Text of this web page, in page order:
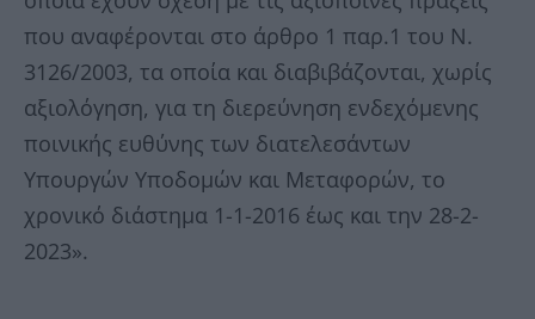
που αναφέρονται στο άρθρο 1 παρ.1 του Ν.
3126/2003, τα οποία και διαβιβάζονται, χωρίς
αξιολόγηση, για τη διερεύνηση ενδεχόμενης
ποινικής ευθύνης των διατελεσάντων
Υπουργών Υποδομών και Μεταφορών, το
χρονικό διάστημα 1-1-2016 έως και την 28-2-
2023».